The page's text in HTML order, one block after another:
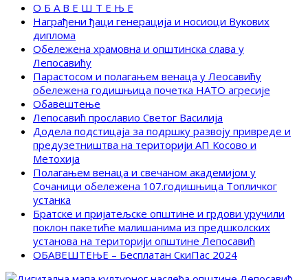
О Б А В Е Ш Т Е Њ Е
Награђени ђаци генерација и носиоци Вукових
диплома
Обележена храмовна и општинска слава у
Лепосавићу
Парастосом и полагањем венаца у Леосавићу
обележена годишњица почетка НАТО агресије
Обавештење
Лепосавић прославио Светог Василија
Додела подстицаја за подршку развоју привреде и
предузетништва на територији АП Косово и
Метохија
Полагањем венаца и свечаном академијом у
Сочаници обележена 107.годишњица Топличког
устанка
Братске и пријатељске општине и грдови уручили
поклон пакетиће малишанима из предшколских
установа на територији општине Лепосавић
ОБАВЕШТЕЊЕ – Бесплатан СкиПас 2024